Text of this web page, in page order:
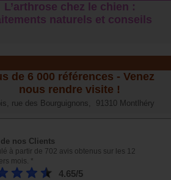
L’arthrose chez le chien :
naturels et conseil s
de 6 000 références - Venez
nous rendre visite !
rue des Bourguignons, 91310 Montlhéry
nos Clients
à partir de 702 avis obtenus sur les 12
mois. *
4.65/5